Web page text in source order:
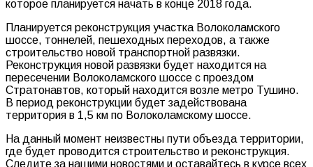
которое планируется начать в конце 2018 года.
Планируется реконструкция участка Волоколамского
шоссе, тоннелей, пешеходных переходов, а также
строительство новой транспортной развязки.
Реконструкция новой развязки будет находится на
пересечении Волоколамского шоссе с проездом
Стратонавтов, который находится возле метро Тушино.
В период реконструкции будет задействована
территория в 1,5 км по Волоколамскому шоссе.
На данный момент неизвестны пути объезда территории,
где будет проводится строительство и реконструкция.
Следите за нашими новостями и оставайтесь в курсе всех